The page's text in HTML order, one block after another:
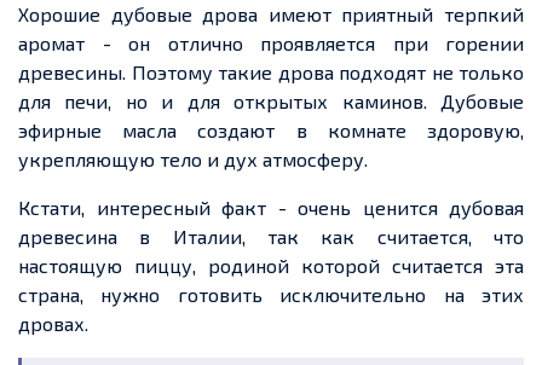
Хорошие дубовые дрова имеют приятный терпкий
аромат - он отлично проявляется при горении
древесины. Поэтому такие дрова подходят не только
для печи, но и для открытых каминов. Дубовые
эфирные масла создают в комнате здоровую,
укрепляющую тело и дух атмосферу.
Кстати, интересный факт - очень ценится дубовая
древесина в Италии, так как считается, что
настоящую пиццу, родиной которой считается эта
страна, нужно готовить исключительно на этих
дровах.